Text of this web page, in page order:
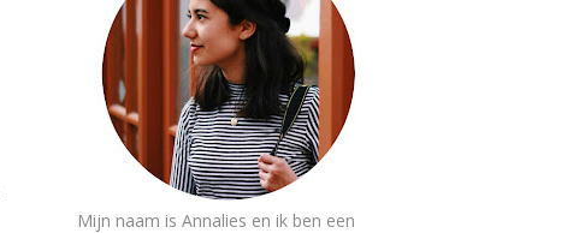
Mijn naam is Annalies en ik ben een